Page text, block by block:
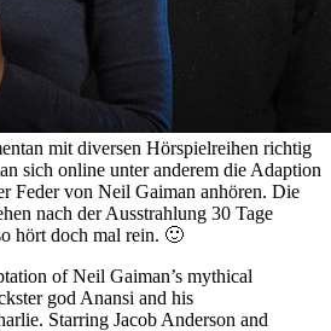
mit diversen Hörspielreihen richtig
sich online unter anderem die Adaption
Feder von Neil Gaiman anhören. Die
nach der Ausstrahlung 30 Tage
hört doch mal rein. 🙂
of Neil Gaiman’s mythical
god Anansi and his
Starring Jacob Anderson and